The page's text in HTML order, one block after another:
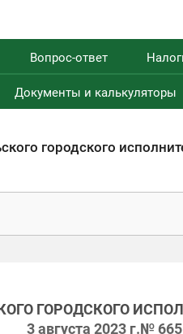
Вопрос-ответ
Документы и калькуляторы
городского
ГОРОДСКОГО
3 августа 2023 г.№ 665